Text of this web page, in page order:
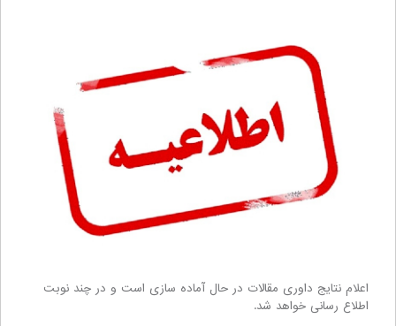
اعلام نتایج داوری مقالات در حال آماده سازی است و در چند نوبت
اطلاع رسانی خواهد شد.